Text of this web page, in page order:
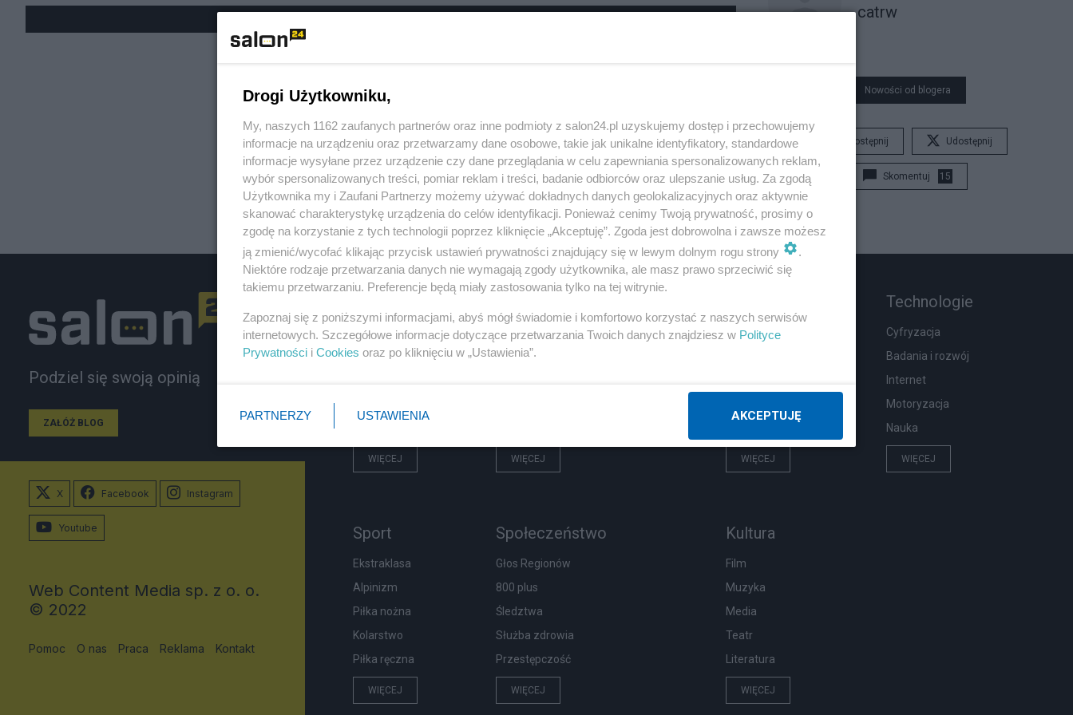
catrw
Nowości od blogera
Udostępnij Udostępnij
Skomentuj 15
Podziel się swoją opinią
ZAŁÓŻ BLOG
Rosja
PiS
WIĘCEJ
Biznes
Pieniądze
WIĘCEJ
Zdrowie
WIĘCEJ
Technologie
Cyfryzacja
Badania i rozwój
Internet
Motoryzacja
Nauka
WIĘCEJ
Sport
Ekstraklasa
Alpinizm
Piłka nożna
Kolarstwo
Piłka ręczna
WIĘCEJ
Społeczeństwo
Głos Regionów
800 plus
Śledztwa
Służba zdrowia
Przestępczość
WIĘCEJ
Kultura
Film
Muzyka
Media
Teatr
Literatura
WIĘCEJ
X Facebook Instagram
Youtube
Web Content Media sp. z o. o.
© 2022
Pomoc O nas Praca Reklama Kontakt
Drogi Użytkowniku,
My, naszych 1162 zaufanych partnerów oraz inne podmioty z salon24.pl uzyskujemy dostęp i przechowujemy
informacje na urządzeniu oraz przetwarzamy dane osobowe, takie jak unikalne identyfikatory, standardowe
informacje wysyłane przez urządzenie czy dane przeglądania w celu zapewniania spersonalizowanych reklam,
wybór spersonalizowanych treści, pomiar reklam i treści, badanie odbiorców oraz ulepszanie usług. Za zgodą
Użytkownika my i Zaufani Partnerzy możemy używać dokładnych danych geolokalizacyjnych oraz aktywnie
skanować charakterystykę urządzenia do celów identyfikacji. Ponieważ cenimy Twoją prywatność, prosimy o
zgodę na korzystanie z tych technologii poprzez kliknięcie „Akceptuję”. Zgoda jest dobrowolna i zawsze możesz
ją zmienić/wycofać klikając przycisk ustawień prywatności znajdujący się w lewym dolnym rogu strony
.
Niektóre rodzaje przetwarzania danych nie wymagają zgody użytkownika, ale masz prawo sprzeciwić się
takiemu przetwarzaniu. Preferencje będą miały zastosowania tylko na tej witrynie.
Zapoznaj się z poniższymi informacjami, abyś mógł świadomie i komfortowo korzystać z naszych serwisów
internetowych. Szczegółowe informacje dotyczące przetwarzania Twoich danych znajdziesz w Polityce
Prywatności i Cookies oraz po kliknięciu w „Ustawienia”.
PARTNERZY USTAWIENIA AKCEPTUJĘ